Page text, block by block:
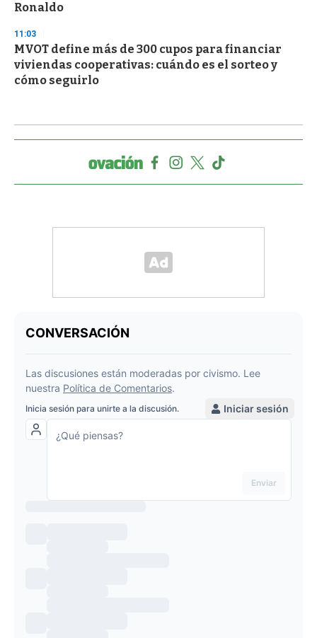
Ronaldo
11:03
MVOT define más de 300 cupos para financiar
viviendas cooperativas: cuándo es el sorteo y
cómo seguirlo